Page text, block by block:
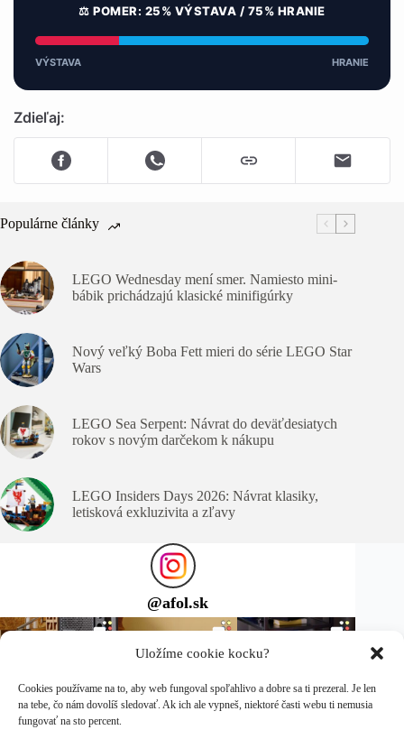
Uložíme cookie kocku?
Cookies používame na to, aby web fungoval spoľahlivo a dobre sa ti prezeral. Je len
na tebe, čo nám dovolíš sledovať. Ak ich ale vypneš, niektoré časti webu ti nemusia
fungovať na sto percent.
⚖️ POMER: 25% VÝSTAVA / 75% HRANIE
VÝSTAVA HRANIE
Zdieľaj:
Populárne články
LEGO Wednesday mení smer. Namiesto mini-
bábik prichádzajú klasické minifigúrky
Nový veľký Boba Fett mieri do série LEGO Star
Wars
LEGO Sea Serpent: Návrat do deväťdesiatych
rokov s novým darčekom k nákupu
LEGO Insiders Days 2026: Návrat klasiky,
letisková exkluzivita a zľavy
@afol.sk